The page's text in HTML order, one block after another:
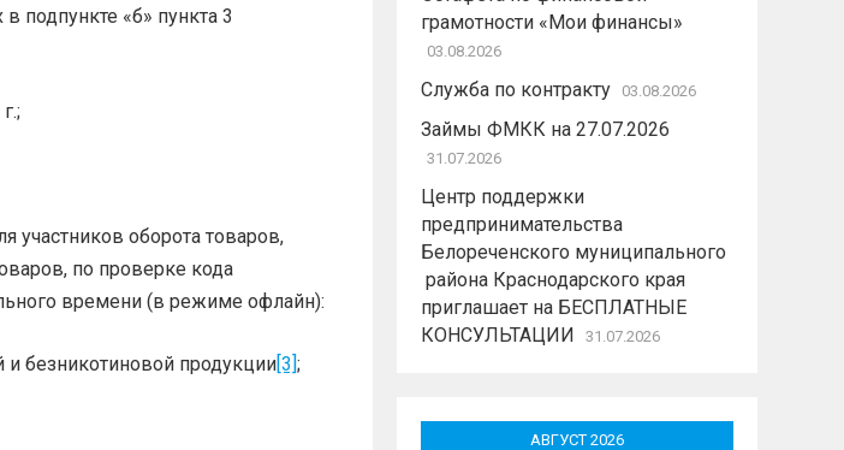
подпункте «б» пункта 3
участников оборота товаров,
по проверке кода
времени (в режиме офлайн):
и безникотиновой продукции[3];
грамотности «Мои финансы»
03.08.2026
Служба по контракту 03.08.2026
Займы ФМКК на 27.07.2026
31.07.2026
Центр поддержки
предпринимательства
Белореченского муниципального
района Краснодарского края
приглашает на БЕСПЛАТНЫЕ
КОНСУЛЬТАЦИИ
31.07.2026
АВГУСТ 2026